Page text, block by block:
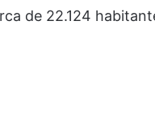
de 22.124